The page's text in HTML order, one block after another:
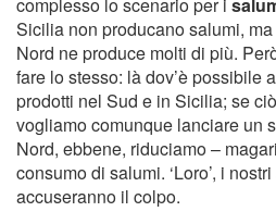
complesso lo scenario per i
Sicilia non producano salumi,
Nord ne produce molti di più.
fare lo stesso: là dov’è possibile
prodotti nel Sud e in Sicilia; se
vogliamo comunque lanciare un
Nord, ebbene, riduciamo –
consumo di salumi. ‘Loro’, i
accuseranno il colpo.